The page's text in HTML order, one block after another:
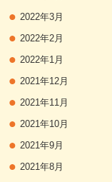
2022年3月
2022年2月
2022年1月
2021年12月
2021年11月
2021年10月
2021年9月
2021年8月